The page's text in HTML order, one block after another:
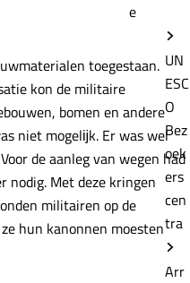
e
UN
ESC
O
Bez
oek
ers
cen
tra
Arr
toegestaan.
kon de militaire
bomen en andere
niet mogelĳk. Er was wel
de aanleg van wegen had
nodig. Met deze kringen
militairen op de
hun kanonnen moesten